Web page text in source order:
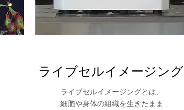
ライブセルイメージング
ライブセルイメージングとは、
細胞や身体の組織を生きたまま